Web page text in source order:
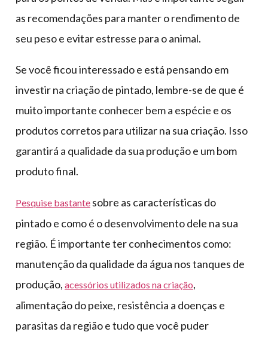
as recomendações para manter o rendimento de
seu peso e evitar estresse para o animal.
Se você ficou interessado e está pensando em
investir na criação de pintado, lembre-se de que é
muito importante conhecer bem a espécie e os
produtos corretos para utilizar na sua criação. Isso
garantirá a qualidade da sua produção e um bom
produto final.
Pesquise bastante sobre as características do
pintado e como é o desenvolvimento dele na sua
região. É importante ter conhecimentos como:
manutenção da qualidade da água nos tanques de
produção, acessórios utilizados na criação,
alimentação do peixe, resistência a doenças e
parasitas da região e tudo que você puder